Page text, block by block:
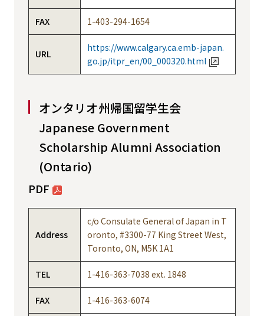
FAX 1-403-294-1654
URL
https://www.calgary.ca.emb-japan.
go.jp/itpr_en/00_000320.html
オンタリオ州帰国留学生会
Japanese Government
Scholarship Alumni Association
(Ontario)
PDF
Address
c/o Consulate General of Japan in T
oronto, #3300-77 King Street West,
Toronto, ON, M5K 1A1
TEL 1-416-363-7038 ext. 1848
FAX 1-416-363-6074